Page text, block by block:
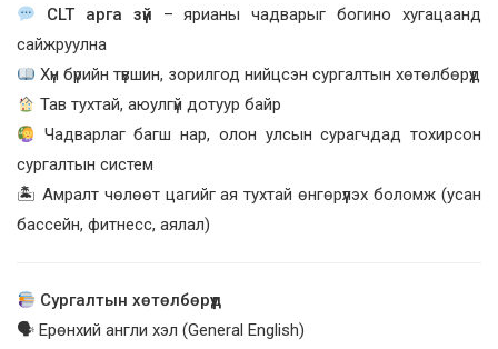
CLT арга зүй – ярианы чадварыг богино хугацаанд
сайжруулна
Хүн бүрийн түвшин, зорилгод нийцсэн сургалтын хөтөлбөрүүд
Тав тухтай, аюулгүй дотуур байр
Чадварлаг багш нар, олон улсын сурагчдад тохирсон
сургалтын систем
🏝 Амралт чөлөөт цагийг ая тухтай өнгөрүүлэх боломж (усан
бассейн, фитнесс, аялал)
Сургалтын хөтөлбөрүүд
🗣 Ерөнхий англи хэл (General English)